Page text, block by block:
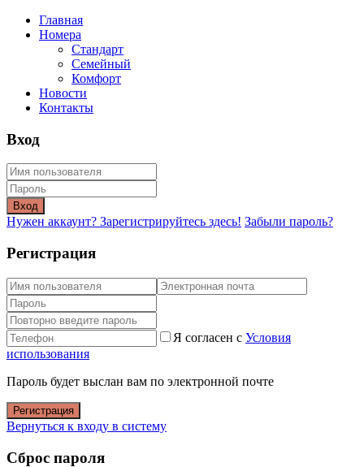
Главная
Номера
Стандарт
Семейный
Комфорт
Новости
Контакты
Вход
Вход
Нужен аккаунт? Зарегистрируйтесь здесь! Забыли пароль?
Регистрация
Я согласен с Условия
использования
Пароль будет выслан вам по электронной почте
Регистрация
Вернуться к входу в систему
Сброс пароля